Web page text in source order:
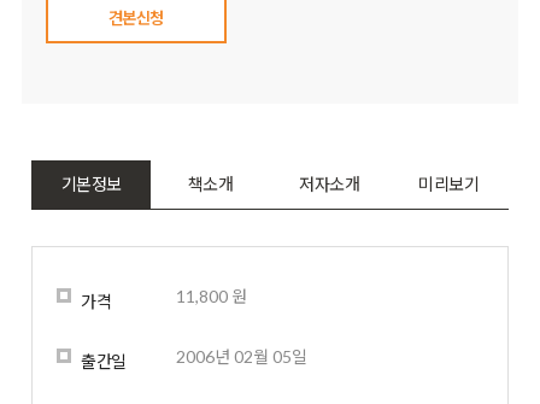
견본신청
기본정보 책소개 저자소개 미리보기
가격 11,800 원
출간일 2006년 02월 05일